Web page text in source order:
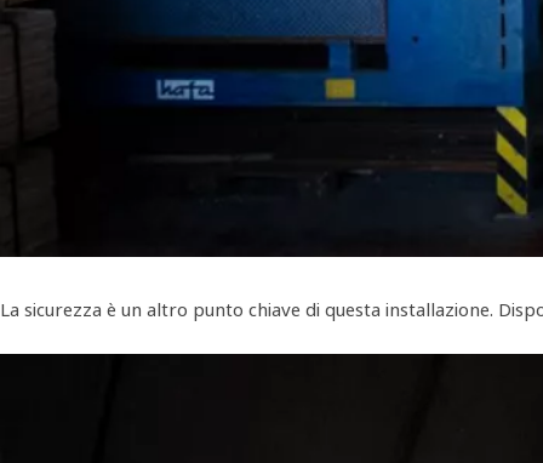
La sicurezza è un altro punto chiave di questa installazione.